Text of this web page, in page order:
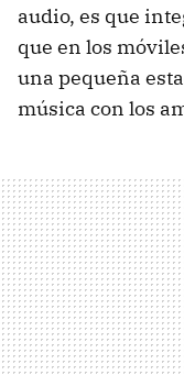
audio, es que
que en los
una pequeña
música con los